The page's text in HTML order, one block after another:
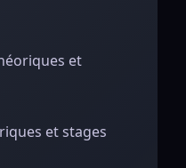
et
et stages